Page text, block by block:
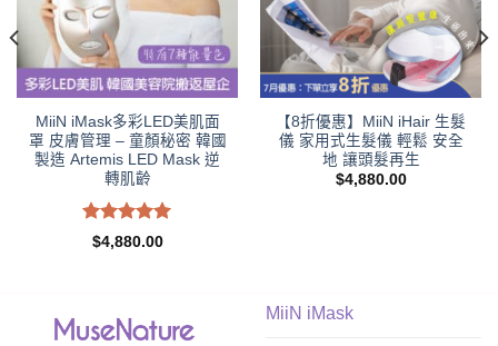
MiiN iMask多彩LED美肌面
罩 皮膚管理 – 童顏秘密 韓國
製造 Artemis LED Mask 逆
轉肌齡
評分5.00
滿分 5
$4,880.00
【8折優惠】MiiN iHair 生髮
儀 家用式生髮儀 輕鬆 安全
地 讓頭髮再生
$4,880.00
MiiN iMask